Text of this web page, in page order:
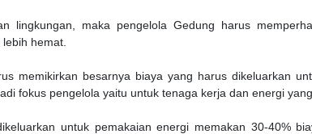
lingkungan, maka pengelola Gedung harus
hemat.
memikirkan besarnya biaya yang harus dikeluarkan
fokus pengelola yaitu untuk tenaga kerja dan energi
untuk pemakaian energi memakan 30-40%